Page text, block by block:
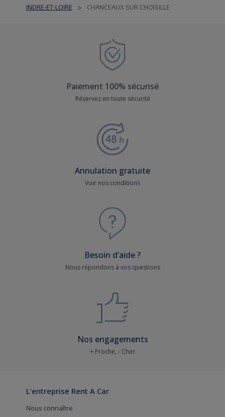
INDRE-ET-LOIRE > CHANCEAUX SUR CHOISILLE
Paiement 100% sécurisé
Réservez en toute sécurité
Annulation gratuite
Voir nos conditions
Besoin d’aide ?
Nous répondons à vos questions
Nos engagements
+ Proche, - Cher
L'entreprise Rent A Car
Nous connaître